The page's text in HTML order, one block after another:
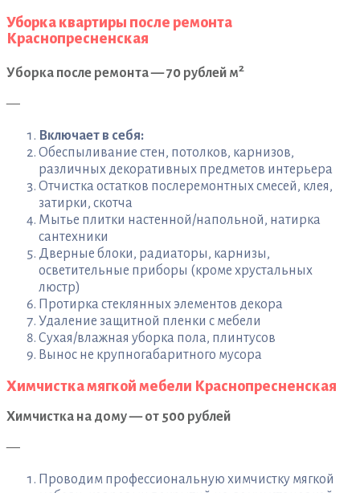
Уборка квартиры после ремонта
Краснопресненская
Уборка после ремонта — 70 рублей м2
—
Включает в себя:
Обеспыливание стен, потолков, карнизов,
различных декоративных предметов интерьера
Отчистка остатков послеремонтных смесей, клея,
затирки, скотча
Мытье плитки настенной/напольной, натирка
сантехники
Дверные блоки, радиаторы, карнизы,
осветительные приборы (кроме хрустальных
люстр)
Протирка стеклянных элементов декора
Удаление защитной пленки с мебели
Сухая/влажная уборка пола, плинтусов
Вынос не крупногабаритного мусора
Химчистка мягкой мебели Краснопресненская
Химчистка на дому — от 500 рублей
—
Проводим профессиональную химчистку мягкой